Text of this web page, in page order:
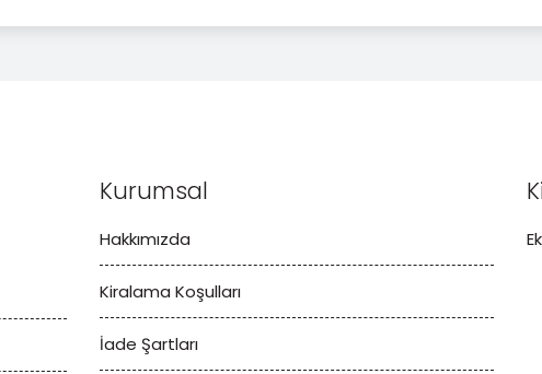
Kurumsal
Hakkımızda
Kiralama Koşulları
İade Şartları